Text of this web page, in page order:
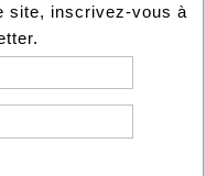
site, inscrivez-vous à